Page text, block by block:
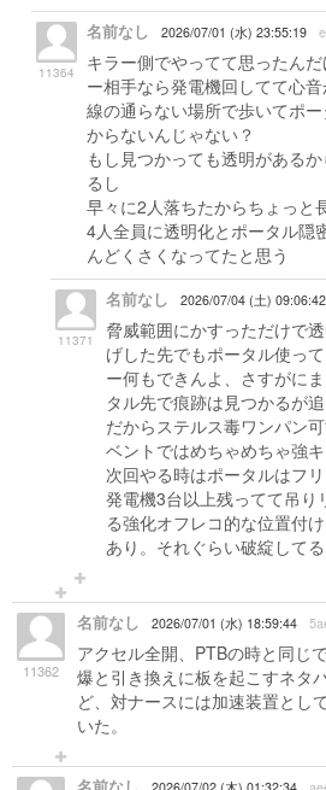
11364
名前なし 2026/07/01 (水) 23:55:19
キラー側でやってて思ったん
ー相手なら発電機回してて心
線の通らない場所で歩いてポ
からないんじゃない？
もし見つかっても透明がある
るし
早々に2人落ちたからちょっと
4人全員に透明化とポータル隠
んどくさくなってたと思う
11371
名前なし 2026/07/04 (土) 09:06:42
脅威範囲にかすっただけで
げした先でもポータル使っ
ー何もできんよ、さすがに
タル先で痕跡は見つかるが追
だからステルス毒ワンパン
ベントではめちゃめちゃ強キ
次回やる時はポータルはフ
発電機3台以上残ってて吊り
る強化オフレコ的な位置付
あり。それぐらい破綻してる
11362
名前なし 2026/07/01 (水) 18:59:44
アクセル全開、PTBの時と同じ
爆と引き換えに板を起こすネタ
ど、対ナースには加速装置とし
いた。